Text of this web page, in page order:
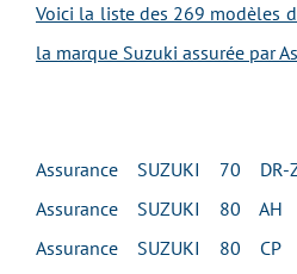
Voici la liste des 269 modèles
la marque Suzuki assurée par
Assurance SUZUKI 70 DR-
Assurance SUZUKI 80 AH
Assurance SUZUKI 80 CP